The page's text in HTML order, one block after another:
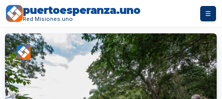
puertoesperanza.uno
Red Misiones.uno
☰